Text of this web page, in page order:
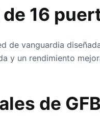
de 16
de vanguardia
y un rendimiento
de